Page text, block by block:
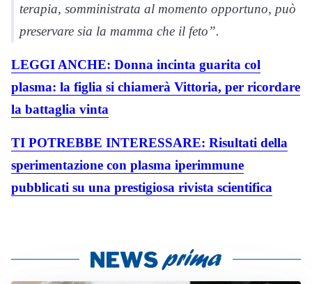
terapia, somministrata al momento opportuno, può
preservare sia la mamma che il feto”.
LEGGI ANCHE: Donna incinta guarita col
plasma: la figlia si chiamerà Vittoria, per ricordare
la battaglia vinta
TI POTREBBE INTERESSARE: Risultati della
sperimentazione con plasma iperimmune
pubblicati su una prestigiosa rivista scientifica